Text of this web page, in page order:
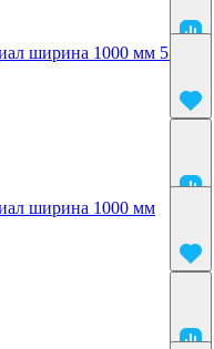
ширина 1000 мм 5 м2
ширина 1000 мм